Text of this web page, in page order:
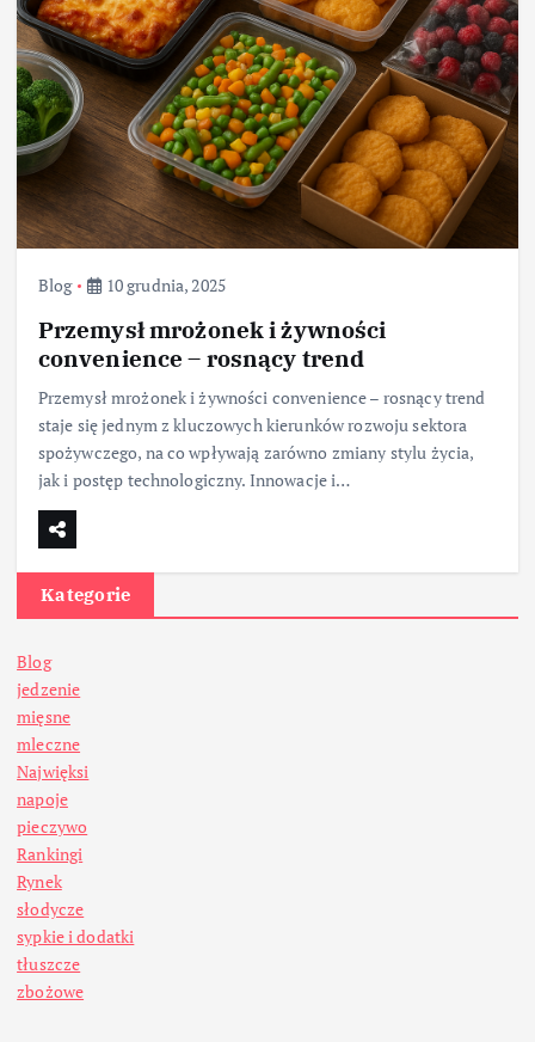
Blog 10 grudnia, 2025
Przemysł mrożonek i żywności
convenience – rosnący trend
Przemysł mrożonek i żywności convenience – rosnący trend
staje się jednym z kluczowych kierunków rozwoju sektora
spożywczego, na co wpływają zarówno zmiany stylu życia,
jak i postęp technologiczny. Innowacje i…
Kategorie
Blog
jedzenie
mięsne
mleczne
Najwięksi
napoje
pieczywo
Rankingi
Rynek
słodycze
sypkie i dodatki
tłuszcze
zbożowe